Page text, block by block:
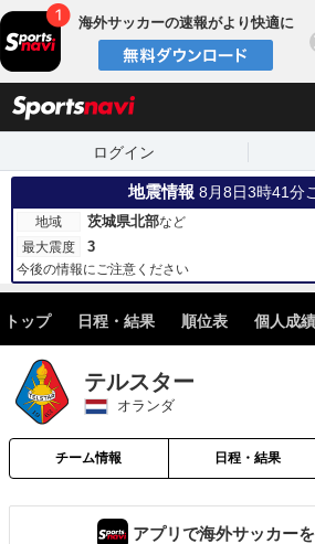
海外サッカーの速報がより快適に
ログイン
地震情報 8月8日3時41分
地域 茨城県北部など
最大震度
3
今後の情報にご注意ください
トップ 日程・結果 順位表 個人成績
テルスター
オランダ
チーム情報 日程・結果
アプリで海外サッカー